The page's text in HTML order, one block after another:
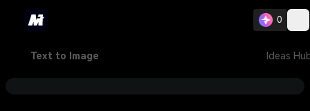
0
Text to Image Ideas